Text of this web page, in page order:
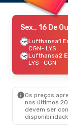
Sex., 16 De
Lufthansa1
CGN- LYS
Lufthansa2
LYS- CGN
Os preços
nos últimos
devem ser